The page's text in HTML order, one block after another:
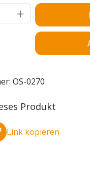
Gib den
OS-0270
Produkt
Link kopieren